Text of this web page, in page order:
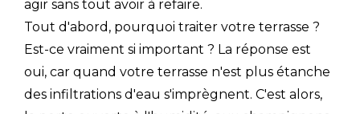
agir sans tout avoir à refaire.
Tout d'abord, pourquoi traiter votre terrasse ?
Est-ce vraiment si important ? La réponse est
oui, car quand votre terrasse n'est plus étanche
des infiltrations d'eau s'imprègnent. C'est alors,